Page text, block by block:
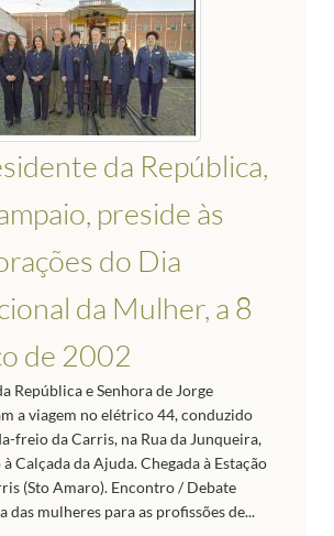
da República,
preside às
do Dia
da Mulher, a 8
de 2002
República e Senhora de Jorge
a viagem no elétrico 44, conduzido
freio da Carris, na Rua da Junqueira,
Calçada da Ajuda. Chegada à Estação
(Sto Amaro). Encontro / Debate
das mulheres para as profissões de...